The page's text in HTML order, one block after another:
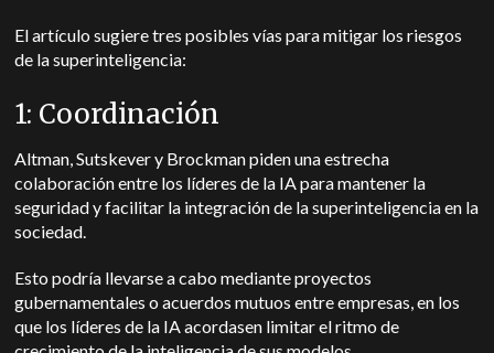
El artículo sugiere tres posibles vías para mitigar los riesgos
de la superinteligencia:
1: Coordinación
Altman, Sutskever y Brockman piden una estrecha
colaboración entre los líderes de la IA para mantener la
seguridad y facilitar la integración de la superinteligencia en la
sociedad.
Esto podría llevarse a cabo mediante proyectos
gubernamentales o acuerdos mutuos entre empresas, en los
que los líderes de la IA acordasen limitar el ritmo de